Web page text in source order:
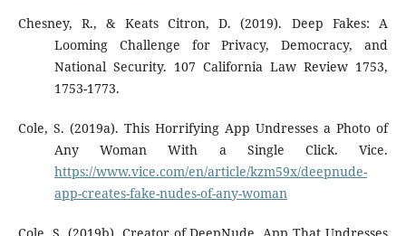
Chesney, R., & Keats Citron, D. (2019). Deep Fakes: A
Looming Challenge for Privacy, Democracy, and
National Security. 107 California Law Review 1753,
1753-1773.
Cole, S. (2019a). This Horrifying App Undresses a Photo of
Any Woman With a Single Click. Vice.
https://www.vice.com/en/article/kzm59x/deepnude-
app-creates-fake-nudes-of-any-woman